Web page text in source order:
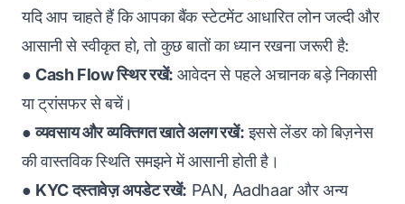
यदि आप चाहते हैं कि आपका बैंक स्टेटमेंट आधारित लोन जल्दी और
आसानी से स्वीकृत हो, तो कुछ बातों का ध्यान रखना जरूरी है:
●Cash Flow स्थिर रखें: आवेदन से पहले अचानक बड़े निकासी
या ट्रांसफर से बचें।
●व्यवसाय और व्यक्तिगत खाते अलग रखें:इससे लेंडर को बिज़नेस
की वास्तविक स्थिति समझने में आसानी होती है।
● KYC दस्तावेज़ अपडेट रखें: PAN, Aadhaar और अन्य